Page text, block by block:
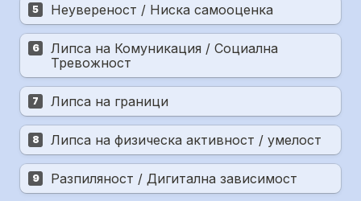
5 Неувереност / Ниска самооценка
6
Липса на Комуникация / Социална
Тревожност
7 Липса на граници
8 Липса на физическа активност / умелост
9 Разпиляност / Дигитална зависимост